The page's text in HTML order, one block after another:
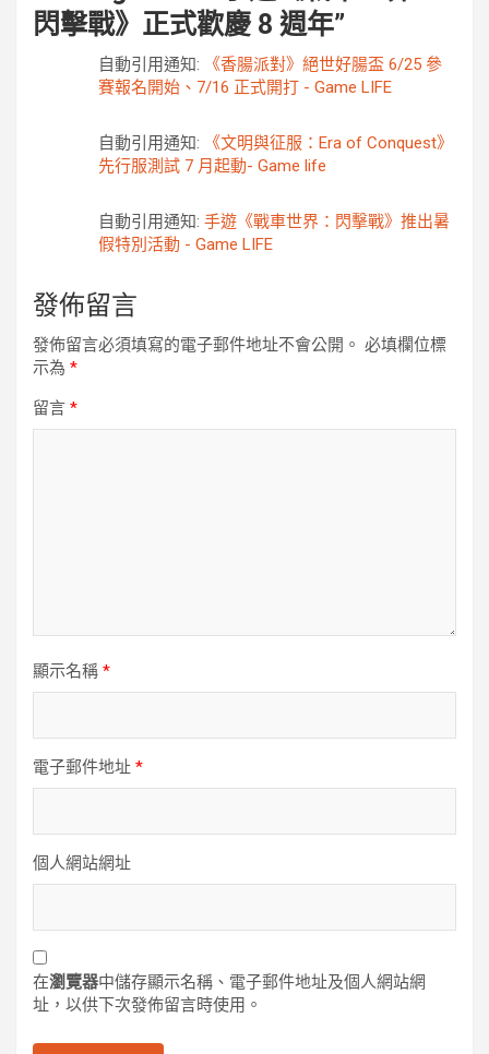
閃擊戰》正式歡慶 8 週年”
自動引用通知:
《香腸派對》絕世好腸盃 6/25 參
賽報名開始、7/16 正式開打 - Game LIFE
自動引用通知:
《文明與征服：Era of Conquest》
先行服測試 7 月起動- Game life
自動引用通知: 手遊《戰車世界：閃擊戰》推出暑
假特別活動 - Game LIFE
發佈留言
發佈留言必須填寫的電子郵件地址不會公開。 必填欄位標
示為 *
留言 *
顯示名稱 *
電子郵件地址 *
個人網站網址
在瀏覽器中儲存顯示名稱、電子郵件地址及個人網站網
址，以供下次發佈留言時使用。